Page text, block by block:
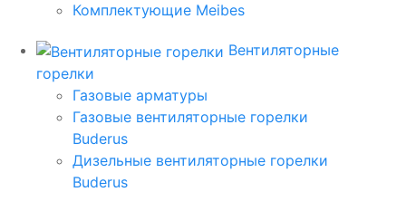
Комплектующие Meibes
Вентиляторные
горелки
Газовые арматуры
Газовые вентиляторные горелки
Buderus
Дизельные вентиляторные горелки
Buderus